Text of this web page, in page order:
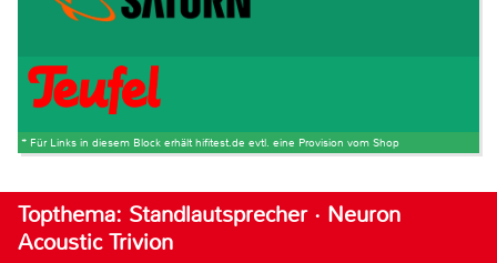
* Für Links in diesem Block erhält hifitest.de evtl. eine Provision vom Shop
Topthema: Standlautsprecher · Neuron
Acoustic Trivion